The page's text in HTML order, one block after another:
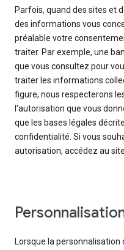
Parfois, quand des sites et
des informations vous
préalable votre
traiter. Par exemple, une
que vous consultez pour
traiter les informations
figure, nous respecterons
l'autorisation que vous
que les bases légales
confidentialité. Si vous
autorisation, accédez au
Lorsque la personnalisation